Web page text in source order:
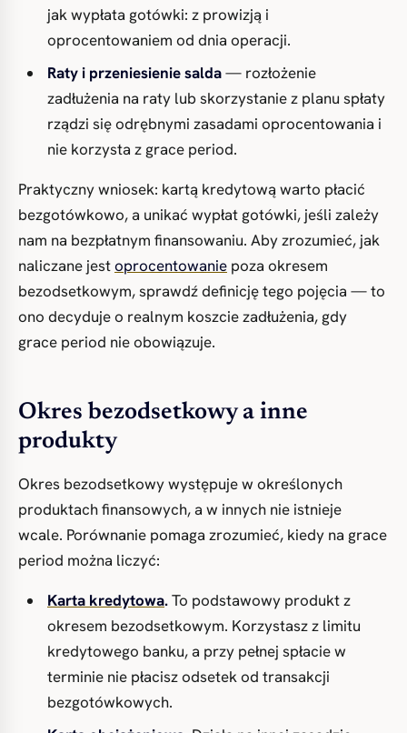
jak wypłata gotówki: z prowizją i
oprocentowaniem od dnia operacji.
Raty i przeniesienie salda— rozłożenie
zadłużenia na raty lub skorzystanie z planu spłaty
rządzi się odrębnymi zasadami oprocentowania i
nie korzysta z grace period.
Praktyczny wniosek: kartą kredytową warto płacić
bezgotówkowo, a unikać wypłat gotówki, jeśli zależy
nam na bezpłatnym finansowaniu. Aby zrozumieć, jak
naliczane jestoprocentowanie poza okresem
bezodsetkowym, sprawdź definicję tego pojęcia — to
ono decyduje o realnym koszcie zadłużenia, gdy
grace period nie obowiązuje.
Okres bezodsetkowy a inne
produkty
Okres bezodsetkowy występuje w określonych
produktach finansowych, a w innych nie istnieje
wcale. Porównanie pomaga zrozumieć, kiedy na grace
period można liczyć:
Karta kredytowa.To podstawowy produkt z
okresem bezodsetkowym. Korzystasz z limitu
kredytowego banku, a przy pełnej spłacie w
terminie nie płacisz odsetek od transakcji
bezgotówkowych.